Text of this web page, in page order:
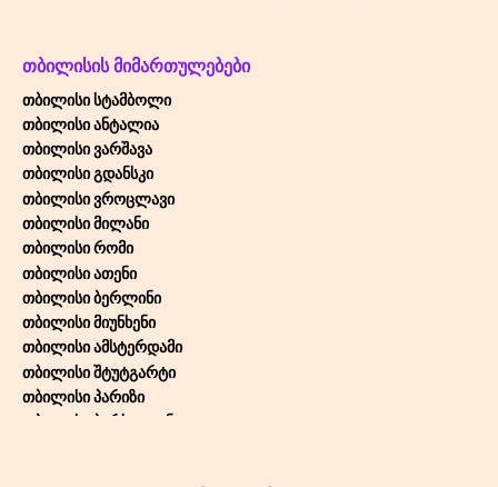
ᲗᲑᲘᲚᲘᲡᲘᲡ ᲛᲘᲛᲐᲠᲗᲣᲚᲔᲑᲔᲑᲘ
თბილისი სტამბოლი
თბილისი ანტალია
თბილისი ვარშავა
თბილისი გდანსკი
თბილისი ვროცლავი
თბილისი მილანი
თბილისი რომი
თბილისი ათენი
თბილისი ბერლინი
თბილისი მიუნხენი
თბილისი ამსტერდამი
თბილისი შტუტგარტი
თბილისი პარიზი